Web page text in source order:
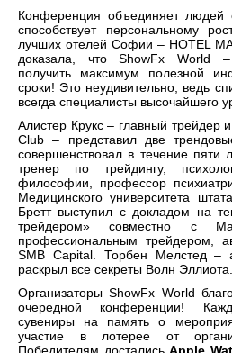
Конференция объединяет
способствует персональному
лучших отелей Софии – HOTEL
доказала, что ShowFx World –
получить максимум полезной
сроки! Это неудивительно, ведь
всегда специалисты высочайшего
Алистер Крукс – главный трейдер
Club – представил две
совершенствовал в течение пяти
тренер по трейдингу,
философии, профессор
Медицинского университета
Бретт выступил с докладом на
трейдером» совместно с
профессиональным трейдером,
SMB Capital. Торбен Мелстед–
раскрыл все секреты Волн Эллиота.
Организаторы ShowFx World
очередной конференции!
сувениры на память о
участие в лотерее от